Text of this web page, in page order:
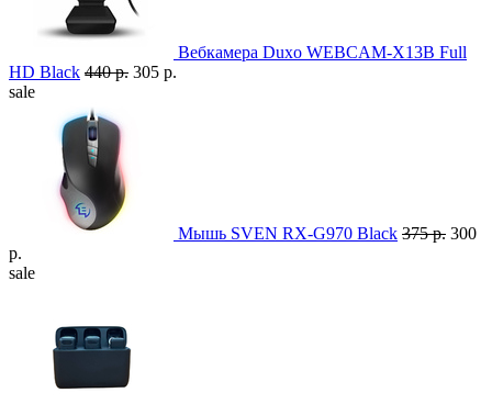
Вебкамера Duxo WEBCAM-X13B Full
HD Black 440 р. 305 р.
sale
Мышь SVEN RX-G970 Black 375 р. 300
р.
sale